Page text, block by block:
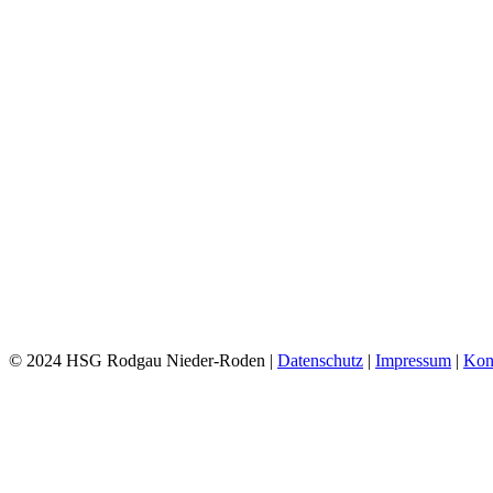
© 2024 HSG Rodgau Nieder-Roden | Datenschutz | Impressum |